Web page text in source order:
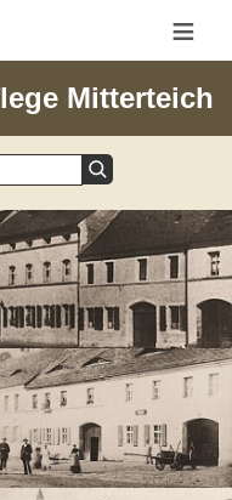
≡
Mitterteich